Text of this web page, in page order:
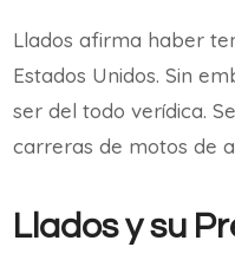
Llados afirma haber
Estados Unidos. Sin
ser del todo verídica.
carreras de motos de
Llados y su